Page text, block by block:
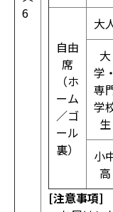
6
自由
席
（ホ
ーム
／ゴ
ール
裏）
大
大
学・
専
学
生
小
高
[注意事項]